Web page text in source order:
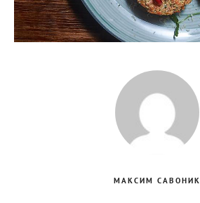
МАКСИМ САВОНИК